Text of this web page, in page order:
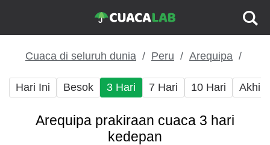
Cuaca di seluruh dunia Peru Arequipa
Hari Ini Besok 3 Hari 7 Hari 10 Hari Akhir
Arequipa prakiraan cuaca 3 hari
kedepan